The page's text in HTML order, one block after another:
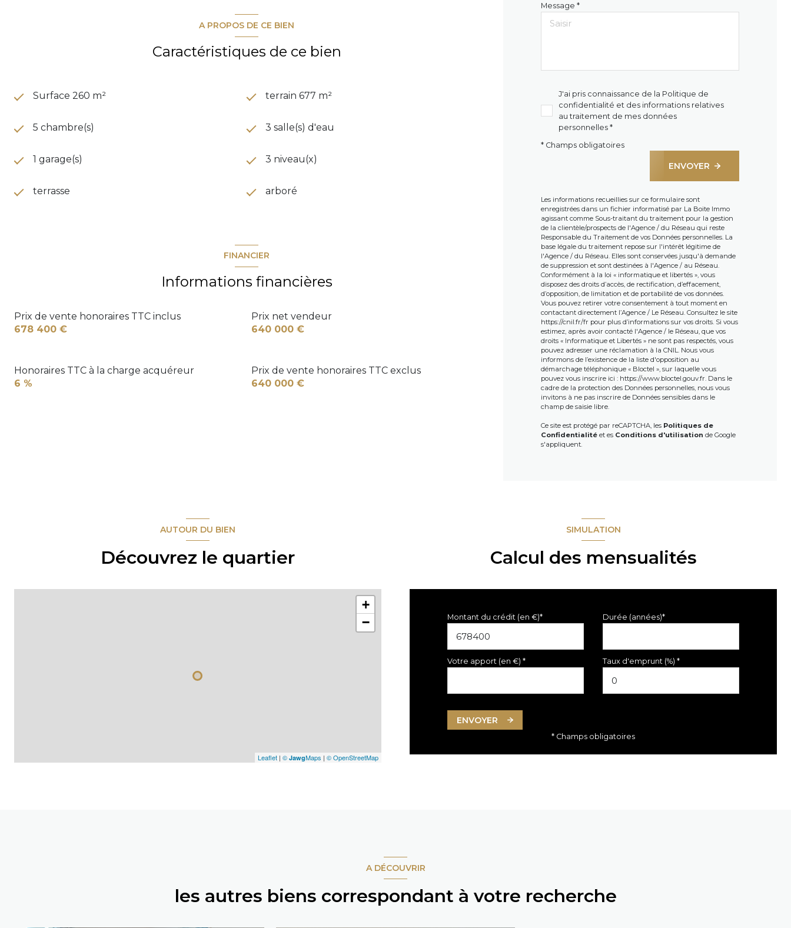
A PROPOS DE CE BIEN
Caractéristiques de ce bien
Surface 260 m² terrain 677 m²
5 chambre(s) 3 salle(s) d'eau
1 garage(s) 3 niveau(x)
terrasse arboré
FINANCIER
Informations financières
Prix de vente honoraires TTC inclus
678 400 €
Prix net vendeur
640 000 €
Prix de vente honoraires TTC exclus
640 000 €
Honoraires TTC à la charge acquéreur
6 %
Message *
J'ai pris connaissance de la Politique de
confidentialité et des informations relatives
au traitement de mes données
personnelles *
* Champs obligatoires
ENVOYER
Les informations recueillies sur ce formulaire sont
enregistrées dans un fichier informatisé par La Boite Immo
agissant comme Sous-traitant du traitement pour la gestion
de la clientèle/prospects de l'Agence / du Réseau qui reste
Responsable du Traitement de vos Données personnelles. La
base légale du traitement repose sur l'intérêt légitime de
l'Agence / du Réseau. Elles sont conservées jusqu'à demande
de suppression et sont destinées à l'Agence / au Réseau.
Conformément à la loi « informatique et libertés », vous
disposez des droits d’accès, de rectification, d’effacement,
d’opposition, de limitation et de portabilité de vos données.
Vous pouvez retirer votre consentement à tout moment en
contactant directement l’Agence / Le Réseau. Consultez le site
https://cnil.fr/fr pour plus d’informations sur vos droits. Si vous
estimez, après avoir contacté l'Agence / le Réseau, que vos
droits « Informatique et Libertés » ne sont pas respectés, vous
pouvez adresser une réclamation à la CNIL. Nous vous
informons de l’existence de la liste d'opposition au
démarchage téléphonique « Bloctel », sur laquelle vous
pouvez vous inscrire ici : https://www.bloctel.gouv.fr . Dans le
cadre de la protection des Données personnelles, nous vous
invitons à ne pas inscrire de Données sensibles dans le
champ de saisie libre.
Ce site est protégé par reCAPTCHA, les Politiques de
Confidentialitéet es Conditions d'utilisation de Google
s'appliquent.
AUTOUR DU BIEN
Découvrez le quartier
+
−
Leaflet | © JawgMaps | © OpenStreetMap
SIMULATION
Calcul des mensualités
Montant du crédit (en €)* Durée (années)*
Votre apport (en €) * Taux d'emprunt (%) *
ENVOYER
* Champs obligatoires
A DÉCOUVRIR
les autres biens correspondant à votre recherche